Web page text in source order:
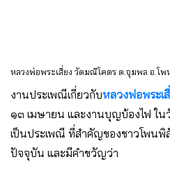
หลวงพ่อพระเสี่ยง วัดมณีโคตร ต.จุมพล อ.โพ
งานประเพณีเกี่ยวกับหลวงพ่อพระเ
๑๓ เมษายน และงานบุญบ้องไฟ ใ
เป็นประเพณี ที่สำคัญของชาวโพน
ปัจจุบัน และมีคำขวัญว่า